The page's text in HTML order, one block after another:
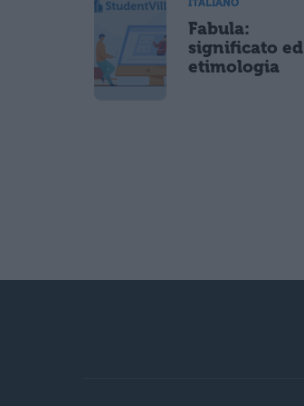
Fabula:
significato ed
etimologia